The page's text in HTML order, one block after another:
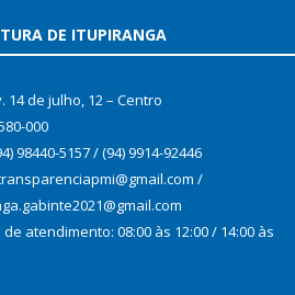
DE ITUPIRANGA
14 de julho, 12 – Centro
000
98440-5157 / (94) 9914-92446
/
atendimento: 08:00 às 12:00 / 14:00 às